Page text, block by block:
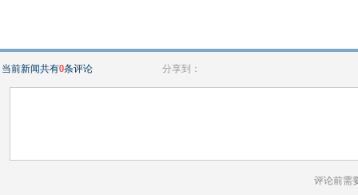
当前新闻共有0条评论 分享到：
评论前需